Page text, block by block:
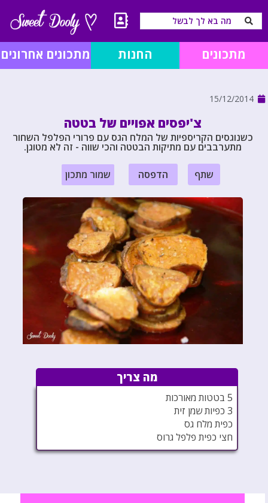
מתכונים החנות מתכונים אחרונים
15/12/2014
צ'יפסים אפויים של בטטה
כשנוגסים הקריספיות של המלח הגס עם פרורי הפלפל השחור
מתערבבים עם מתיקות הבטטה והכי שווה - זה לא מטוגן.
שתף הדפסה שמור מתכון
מה צריך
5 בטטות מאורכות
3 כפיות שמן זית
כפית מלח גס
חצי כפית פלפל גרוס